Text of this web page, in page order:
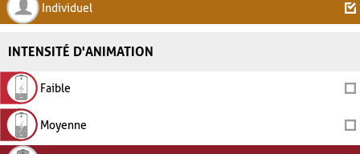
Individuel
INTENSITÉ D'ANIMATION
Faible
Moyenne